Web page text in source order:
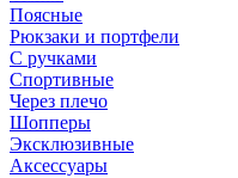
Поясные
Рюкзаки и портфели
С ручками
Спортивные
Через плечо
Шопперы
Эксклюзивные
Аксессуары